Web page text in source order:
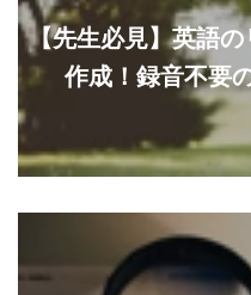
【先生必見】英語
作成！録音不要